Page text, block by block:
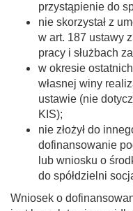
przystąpienie do
nie skorzystał z
w art. 187 ustawy
pracy i służbach
w okresie
własnej winy
ustawie (nie
KIS);
nie złożył do
dofinansowanie
lub wniosku o
do spółdzielni
Wniosek o